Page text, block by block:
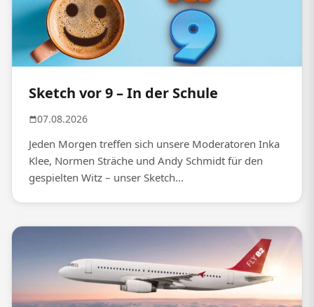
Sketch vor 9 – In der Schule
07.08.2026
Jeden Morgen treffen sich unsere Moderatoren Inka
Klee, Normen Sträche und Andy Schmidt für den
gespielten Witz – unser Sketch...